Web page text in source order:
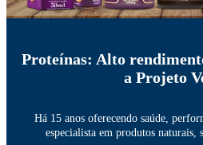
Proteínas: Alto
a Projeto
Há 15 anos oferecendo saúde,
especialista em produtos naturais,